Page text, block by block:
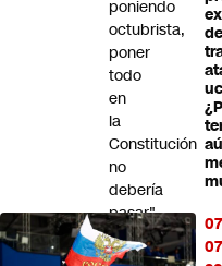
poniendo
octubrista,
poner
todo
en
la
Constitución
no
debería
pasar"